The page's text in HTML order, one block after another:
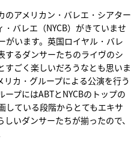
のアメリカン・バレエ・シアター
・バレエ（NYCB）がきていませ
がいます。英国ロイヤル・バレ
するダンサーたちのライヴのシ
すごく楽しいだろうなとも思いま
リカ・グループによる公演を行う
プにはABTとNYCBのトップの
している段階からとてもエキサ
いダンサーたちが揃ったので、